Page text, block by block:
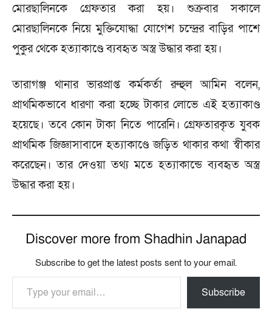
মোরছালিনকে গ্রেফতার করা হয়। শুক্রবার সকালে
মোরছালিনকে নিয়ে মুক্তিযোদ্ধা যোগেশ চন্দ্রের বাড়ির পাশে
পুকুর থেকে হত্যাকাণ্ডে ব্যবহৃত অস্ত্র উদ্ধার করা হয়।
তারাগঞ্জ থানার ভারপ্রাপ্ত কর্মকর্তা রুহুল আমিন বলেন,
প্রাথমিকভাবে ধারণা করা হচ্ছে টাকার লোভে এই হত্যাকাণ্ড
হয়েছে। তবে কোন টাকা নিতে পারেনি। গ্রেফতারকৃত যুবক
প্রাথমিক জিজ্ঞাসাবাদে হত্যাকাণ্ডে জড়িত থাকার কথা স্বীকার
করেছেন। তার দেওয়া তথ্য মতে হত্যাকান্ডে ব্যবহৃত অস্ত্র
উদ্ধার করা হয়।
Discover more from Shadhin Janapad
Subscribe to get the latest posts sent to your email.
Type your email…
Subscribe